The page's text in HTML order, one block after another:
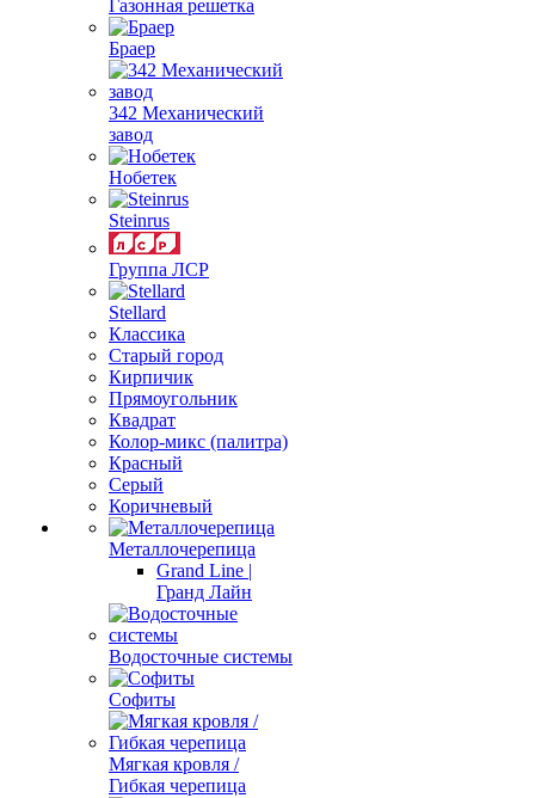
Газонная решетка
Браер
342 Механический
завод
Нобетек
Steinrus
Группа ЛСР
Stellard
Классика
Старый город
Кирпичик
Прямоугольник
Квадрат
Колор-микс (палитра)
Красный
Серый
Коричневый
Металлочерепица
Grand Line |
Гранд Лайн
Водосточные системы
Софиты
Мягкая кровля /
Гибкая черепица